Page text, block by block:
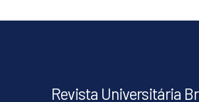
Revista Universitária